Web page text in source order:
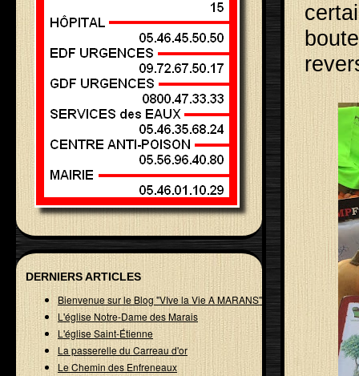
DERNIERS ARTICLES
Bienvenue sur le Blog "VIve la Vie A MARANS"
L'église Notre-Dame des Marais
L'église Saint-Étienne
La passerelle du Carreau d'or
Le Chemin des Enfreneaux